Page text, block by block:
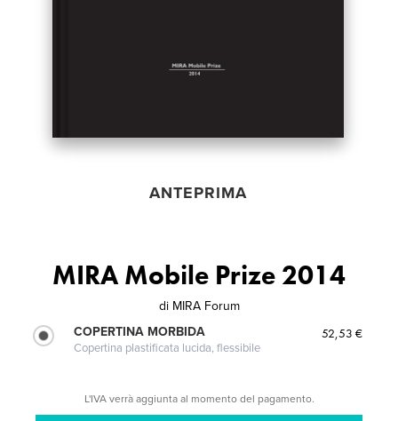
ANTEPRIMA
MIRA Mobile Prize 2014
di MIRA Forum
COPERTINA MORBIDA
Copertina plastificata lucida, flessibile
52,53 €
L'IVA verrà aggiunta al momento del pagamento.